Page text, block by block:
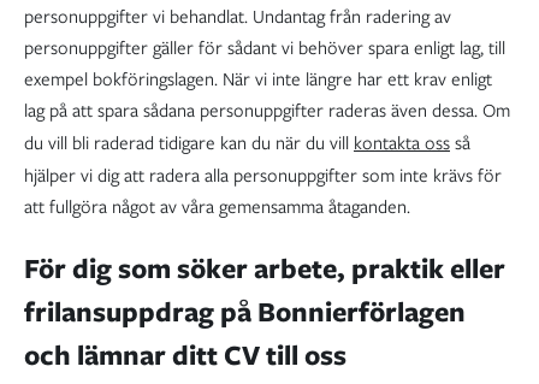
personuppgifter vi behandlat. Undantag från radering av
personuppgifter gäller för sådant vi behöver spara enligt lag, till
exempel bokföringslagen. När vi inte längre har ett krav enligt
lag på att spara sådana personuppgifter raderas även dessa. Om
du vill bli raderad tidigare kan du när du vill kontakta ossså
hjälper vi dig att radera alla personuppgifter som inte krävs för
att fullgöra något av våra gemensamma åtaganden.
För dig som söker arbete, praktik eller
frilansuppdrag på Bonnierförlagen
och lämnar ditt CV till oss